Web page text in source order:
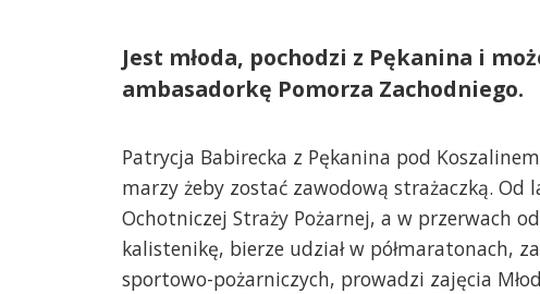
Jest młoda, pochodzi z Pękanina i
ambasadorkę Pomorza Zachodniego.
Patrycja Babirecka z Pękanina pod
marzy żeby zostać zawodową strażaczką. Od
Ochotniczej Straży Pożarnej, a w przerwach
kalistenikę, bierze udział w półmaratonach,
sportowo-pożarniczych, prowadzi zajęcia